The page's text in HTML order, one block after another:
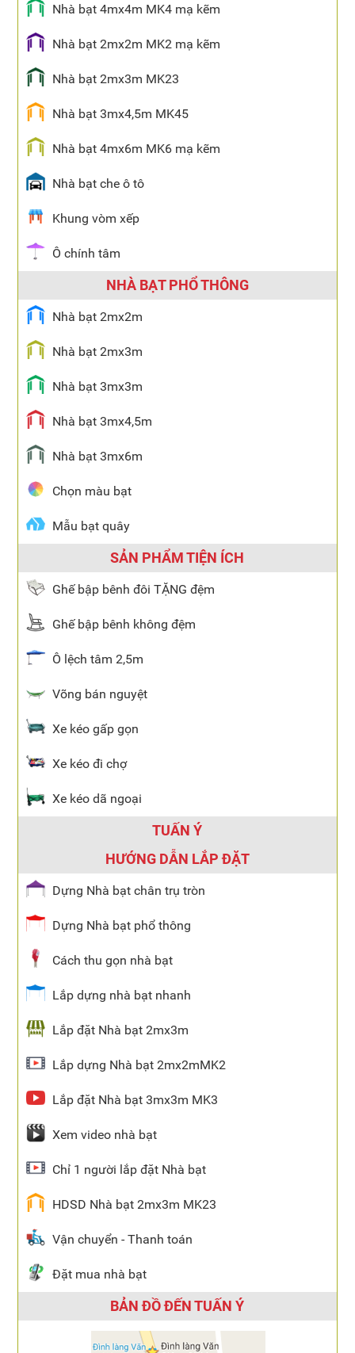
Nhà bạt 4mx4m MK4 mạ kẽm
Nhà bạt 2mx2m MK2 mạ kẽm
Nhà bạt 2mx3m MK23
Nhà bạt 3mx4,5m MK45
Nhà bạt 4mx6m MK6 mạ kẽm
Nhà bạt che ô tô
Khung vòm xếp
Ô chính tâm
NHÀ BẠT PHỔ THÔNG
Nhà bạt 2mx2m
Nhà bạt 2mx3m
Nhà bạt 3mx3m
Nhà bạt 3mx4,5m
Nhà bạt 3mx6m
Chọn màu bạt
Mẫu bạt quây
SẢN PHẨM TIỆN ÍCH
Ghế bập bênh đôi TẶNG đệm
Ghế bập bênh không đệm
Ô lệch tâm 2,5m
Võng bán nguyệt
Xe kéo gấp gọn
Xe kéo đi chợ
Xe kéo dã ngoại
TUẤN Ý
HƯỚNG DẪN LẮP ĐẶT
Dựng Nhà bạt chân trụ tròn
Dựng Nhà bạt phổ thông
Cách thu gọn nhà bạt
Lắp dựng nhà bạt nhanh
Lắp đặt Nhà bạt 2mx3m
Lắp dựng Nhà bạt 2mx2mMK2
Lắp đặt Nhà bạt 3mx3m MK3
Xem video nhà bạt
Chỉ 1 người lắp đặt Nhà bạt
HDSD Nhà bạt 2mx3m MK23
Vận chuyển - Thanh toán
Đặt mua nhà bạt
BẢN ĐỒ ĐẾN TUẤN Ý